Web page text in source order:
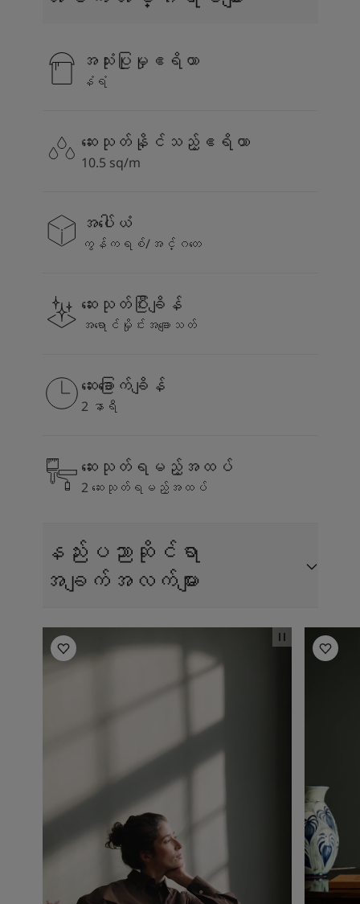
အသုံးပြုမှုဧရိယာ
နံရံ
ဆေးသုတ်နိုင်သည့်ဧရိယာ
10.5 sq/m
အပေါ်ယံ
ကွန်ကရစ်/အင်္ဂတေ
ဆေးသုတ်ပြီးချိန်
အရောင်မှိုင်းအချောသတ်
ဆေးခြောက်ချိန်
2 နာရီ
ဆေးသုတ်ရမည့်အထပ်
2 ဆေးသုတ်ရမည့်အထပ်
နည်းပညာဆိုင်ရာ
အချက်အလက်များ
Living Room Inspiration Living